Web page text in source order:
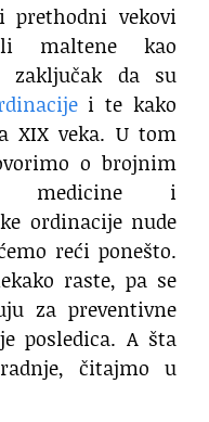
vekovi
maltene kao
zaključak da su
i te kako
XIX veka. U tom
o brojnim
medicine i
ordinacije nude
reći ponešto.
raste, pa se
za preventivne
posledica. A šta
čitajmo u